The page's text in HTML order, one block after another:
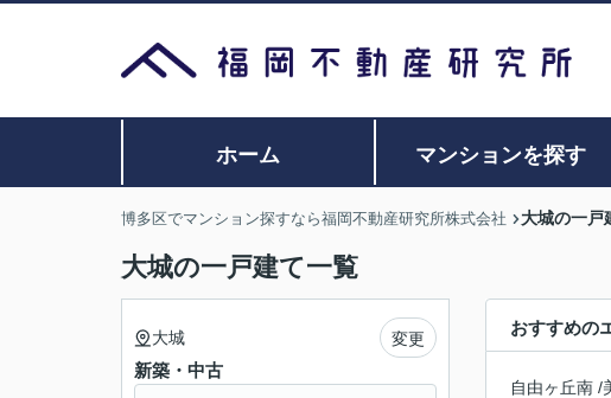
ホーム マンションを探す
博多区でマンション探すなら福岡不動産研究所株式会社 大城の一戸
大城の一戸建て一覧
おすすめの
自由ヶ丘南 /
大城 変更
新築・中古